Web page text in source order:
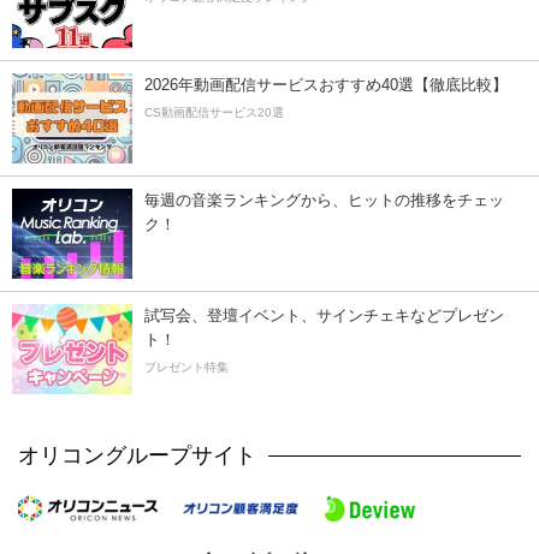
2026年動画配信サービスおすすめ40選【徹底比較】
CS動画配信サービス20選
毎週の音楽ランキングから、ヒットの推移をチェッ
ク！
試写会、登壇イベント、サインチェキなどプレゼン
ト！
プレゼント特集
オリコングループサイト